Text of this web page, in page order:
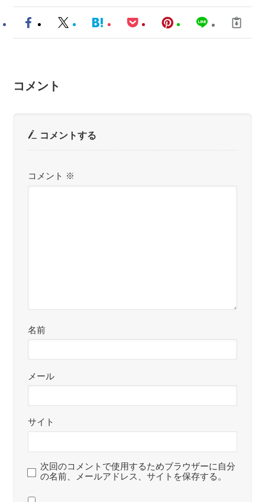
コメント
コメントする
コメント ※
名前
メール
サイト
次回のコメントで使用するためブラウザーに自分
の名前、メールアドレス、サイトを保存する。